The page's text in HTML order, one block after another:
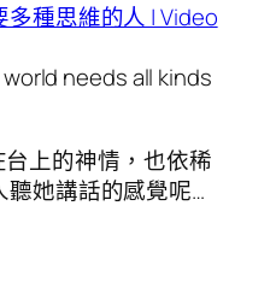
種思維的人 | Video
needs all kinds
上的神情，也依稀
她講話的感覺呢…